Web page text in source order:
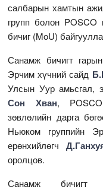
салбарын хамтын
групп болон POSCO
бичиг (MoU)
Санамж бичигт
Эрчим хүчний сайд
Улсын Уур амьсгал,
Сон Хван,
зөвлөлийн дарга
Ньюком группийн
ерөнхийлөгч
оролцов.
Санамж бичигт